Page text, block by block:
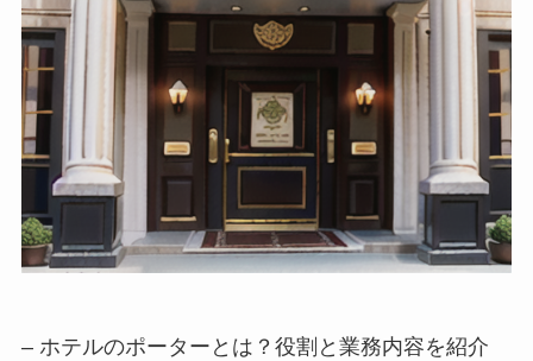
– ホテルのポーターとは？役割と業務内容を紹介